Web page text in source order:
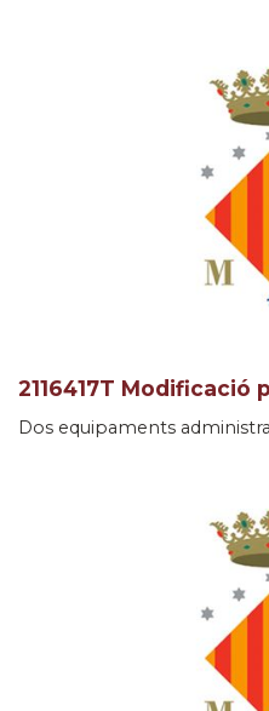
2116417T Modificació
Dos equipaments